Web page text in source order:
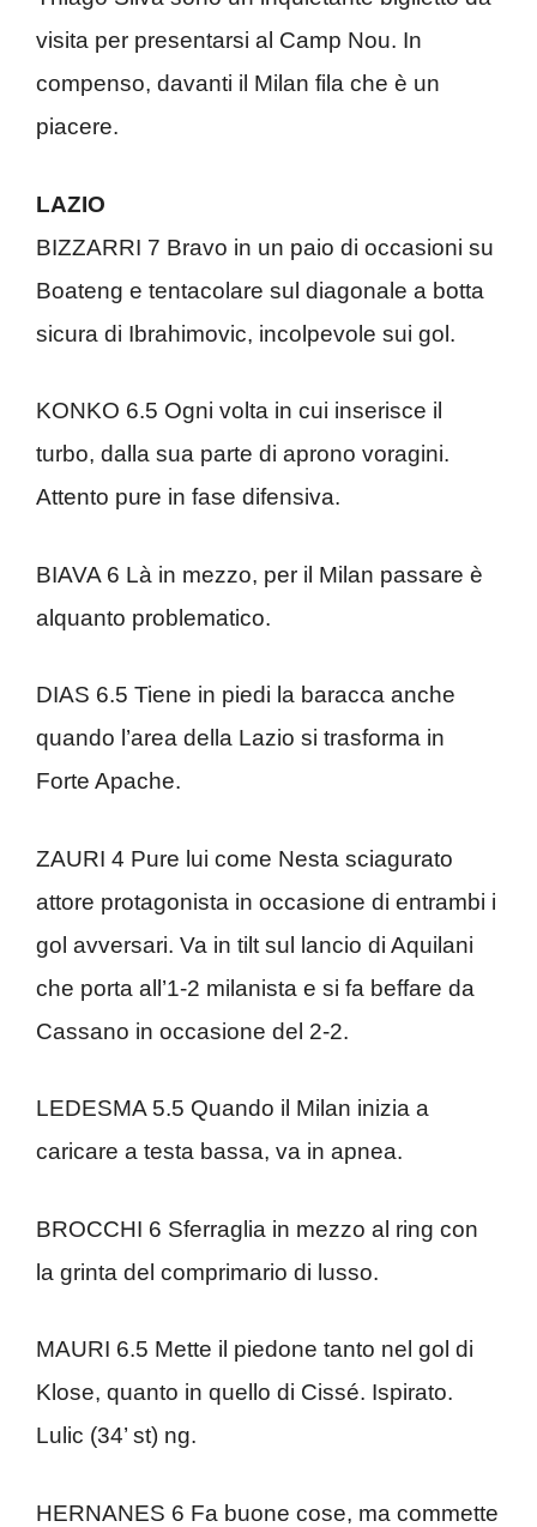
visita per presentarsi al Camp Nou. In
compenso, davanti il Milan fila che è un
piacere.
LAZIO
BIZZARRI 7 Bravo in un paio di occasioni su
Boateng e tentacolare sul diagonale a botta
sicura di Ibrahimovic, incolpevole sui gol.
KONKO 6.5 Ogni volta in cui inserisce il
turbo, dalla sua parte di aprono voragini.
Attento pure in fase difensiva.
BIAVA 6 Là in mezzo, per il Milan passare è
alquanto problematico.
DIAS 6.5 Tiene in piedi la baracca anche
quando l’area della Lazio si trasforma in
Forte Apache.
ZAURI 4 Pure lui come Nesta sciagurato
attore protagonista in occasione di entrambi i
gol avversari. Va in tilt sul lancio di Aquilani
che porta all’1-2 milanista e si fa beffare da
Cassano in occasione del 2-2.
LEDESMA 5.5 Quando il Milan inizia a
caricare a testa bassa, va in apnea.
BROCCHI 6 Sferraglia in mezzo al ring con
la grinta del comprimario di lusso.
MAURI 6.5 Mette il piedone tanto nel gol di
Klose, quanto in quello di Cissé. Ispirato.
Lulic (34’ st) ng.
HERNANES 6 Fa buone cose, ma commette